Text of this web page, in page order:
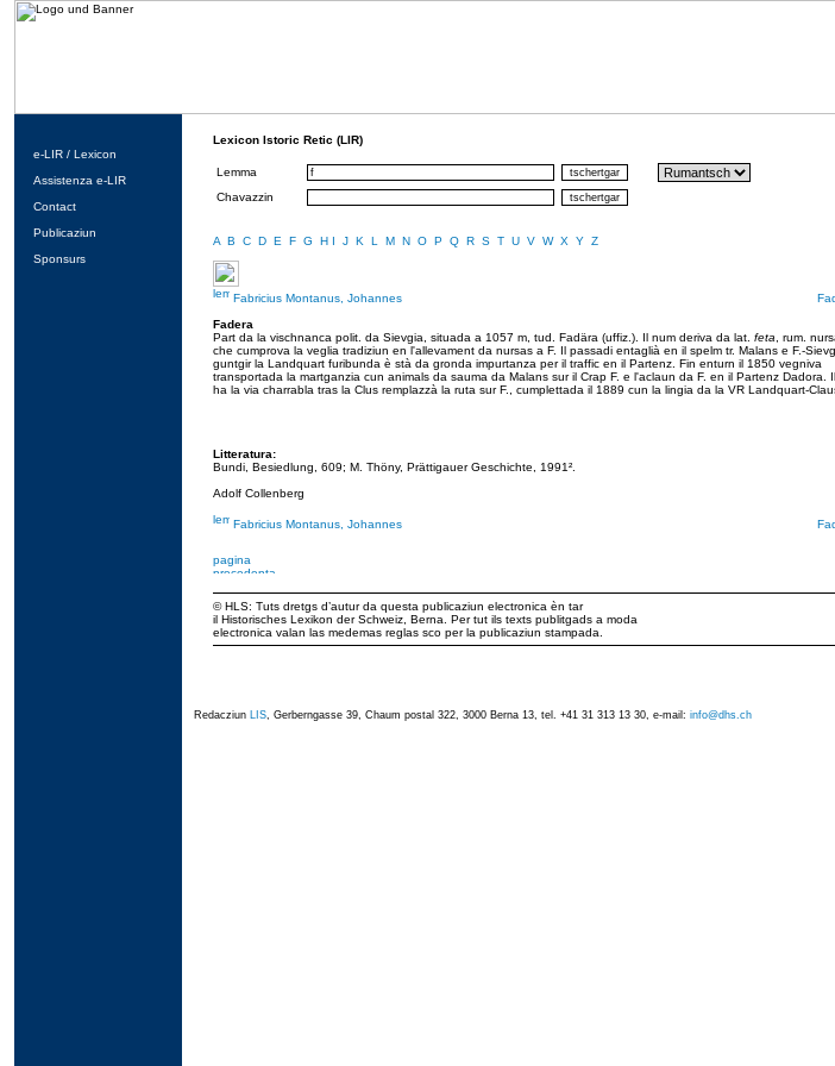
e-LIR / Lexicon
Assistenza e-LIR
Contact
Publicaziun
Sponsurs
Lexicon Istoric Retic (LIR)
Lemma
Chavazzin
A B C D E F G H I J K L M N O P Q R S T U V W X Y Z
Fabricius Montanus, Johannes
Fadera
Part da la vischnanca polit. da Sievgia, situada a 1057 m, tud. Fadära (uffiz.). Il num deriva da lat. feta , rum.
che cumprova la veglia tradiziun en l'allevament da nursas a F. Il passadi entaglià en il spelm tr. Malans e F.-
guntgir la Landquart furibunda è stà da gronda impurtanza per il traffic en il Partenz. Fin enturn il 1850 vegniva
transportada la martganzia cun animals da sauma da Malans sur il Crap F. e l'aclaun da F. en il Partenz Dadora.
ha la via charrabla tras la Clus remplazzà la ruta sur F., cumplettada il 1889 cun la lingia da la VR Landquart-
Litteratura:
Bundi, Besiedlung, 609; M. Thöny, Prättigauer Geschichte, 1991².
Adolf Collenberg
Fabricius Montanus, Johannes
© HLS: Tuts dretgs d’autur da questa publicaziun electronica èn tar
il Historisches Lexikon der Schweiz, Berna. Per tut ils texts publitgads a moda
electronica valan las medemas reglas sco per la publicaziun stampada.
Redacziun LIS, Gerberngasse 39, Chaum postal 322, 3000 Berna 13, tel. +41 31 313 13 30, e-mail: info@dhs.ch